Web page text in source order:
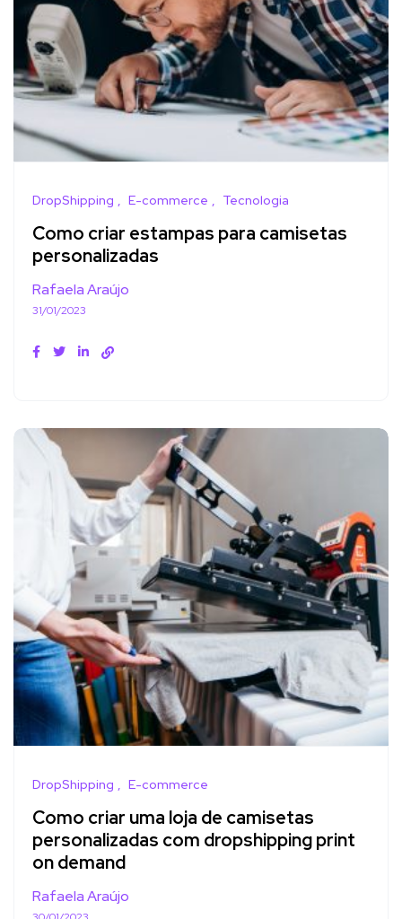
DropShipping E-commerce Tecnologia
Como criar estampas para camisetas
personalizadas
Rafaela Araújo
31/01/2023
DropShipping E-commerce
Como criar uma loja de camisetas
personalizadas com dropshipping print
on demand
Rafaela Araújo